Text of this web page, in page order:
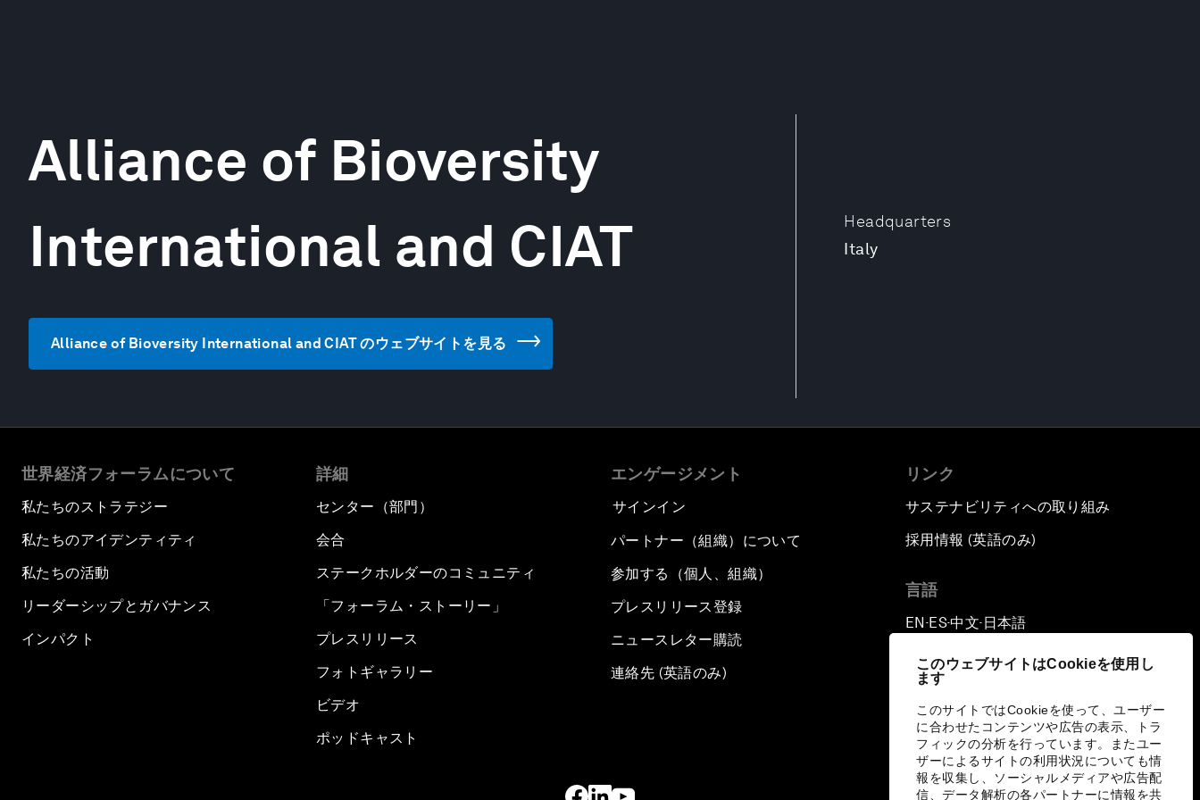
このウェブサイトはCookieを使用し
ます
このサイトではCookieを使って、ユーザー
に合わせたコンテンツや広告の表示、トラ
フィックの分析を行っています。またユー
ザーによるサイトの利用状況についても情
報を収集し、ソーシャルメディアや広告配
信、データ解析の各パートナーに情報を共
Headquarters
Italy
Alliance of Bioversity
International and CIAT
Alliance of Bioversity International and CIAT のウェブサイトを見る
世界経済フォーラムについて
私たちのストラテジー
私たちのアイデンティティ
私たちの活動
リーダーシップとガバナンス
インパクト
詳細
センター（部門）
会合
ステークホルダーのコミュニティ
「フォーラム・ストーリー」
プレスリリース
フォトギャラリー
ビデオ
ポッドキャスト
エンゲージメント
サインイン
パートナー（組織）について
参加する（個人、組織）
プレスリリース登録
ニュースレター購読
連絡先 (英語のみ)
リンク
サステナビリティへの取り組み
採用情報 (英語のみ)
言語
EN ▪ES▪中文▪ 日本語